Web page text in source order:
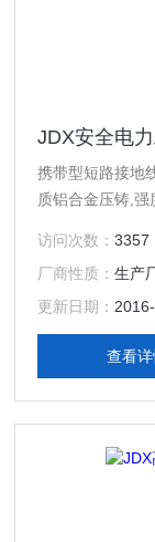
携带型短路接地
质铝合金压铸,强
量轻、色彩鲜明
访问次数：3357
厂商性质：生产
更新日期：
查看